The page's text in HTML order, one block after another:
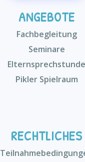
ANGEBOTE
Fachbegleitung
Seminare
Elternsprechstunde
Pikler Spielraum
RECHTLICHES